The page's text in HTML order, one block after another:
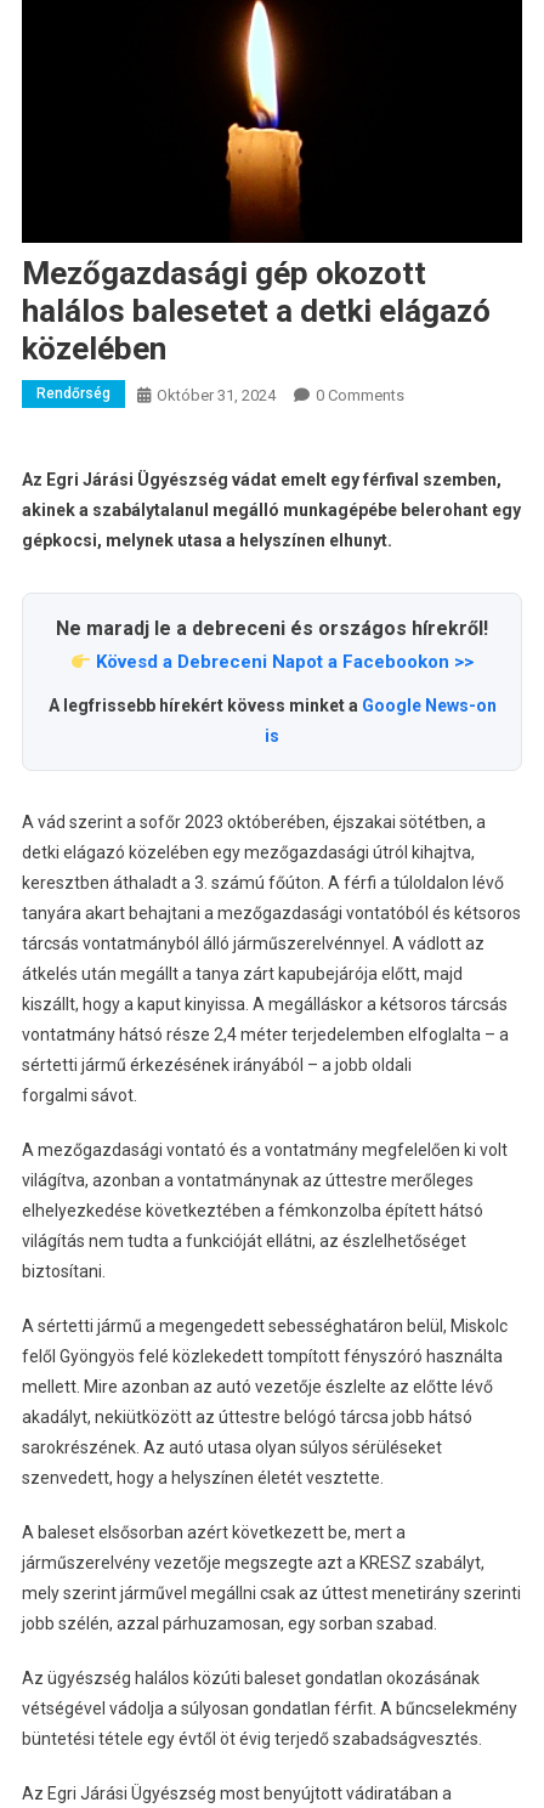
Mezőgazdasági gép okozott
halálos balesetet a detki elágazó
közelében
Rendőrség Október 31, 2024 0 Comments
Az Egri Járási Ügyészség vádat emelt egy férfival szemben,
akinek a szabálytalanul megálló munkagépébe belerohant egy
gépkocsi, melynek utasa a helyszínen elhunyt.
Ne maradj le a debreceni és országos hírekről!
Kövesd a Debreceni Napot a Facebookon >>
A legfrissebb hírekért kövess minket a Google News-on
is
A vád szerint a sofőr 2023 októberében, éjszakai sötétben, a
detki elágazó közelében egy mezőgazdasági útról kihajtva,
keresztben áthaladt a 3. számú főúton. A férfi a túloldalon lévő
tanyára akart behajtani a mezőgazdasági vontatóból és kétsoros
tárcsás vontatmányból álló járműszerelvénnyel. A vádlott az
átkelés után megállt a tanya zárt kapubejárója előtt, majd
kiszállt, hogy a kaput kinyissa. A megálláskor a kétsoros tárcsás
vontatmány hátsó része 2,4 méter terjedelemben elfoglalta – a
sértetti jármű érkezésének irányából – a jobb oldali
forgalmi sávot.
A mezőgazdasági vontató és a vontatmány megfelelően ki volt
világítva, azonban a vontatmánynak az úttestre merőleges
elhelyezkedése következtében a fémkonzolba épített hátsó
világítás nem tudta a funkcióját ellátni, az észlelhetőséget
biztosítani.
A sértetti jármű a megengedett sebességhatáron belül, Miskolc
felől Gyöngyös felé közlekedett tompított fényszóró használta
mellett. Mire azonban az autó vezetője észlelte az előtte lévő
akadályt, nekiütközött az úttestre belógó tárcsa jobb hátsó
sarokrészének. Az autó utasa olyan súlyos sérüléseket
szenvedett, hogy a helyszínen életét vesztette.
A baleset elsősorban azért következett be, mert a
járműszerelvény vezetője megszegte azt a KRESZ szabályt,
mely szerint járművel megállni csak az úttest menetirány szerinti
jobb szélén, azzal párhuzamosan, egy sorban szabad.
Az ügyészség halálos közúti baleset gondatlan okozásának
vétségével vádolja a súlyosan gondatlan férfit. A bűncselekmény
büntetési tétele egy évtől öt évig terjedő szabadságvesztés.
Az Egri Járási Ügyészség most benyújtott vádiratában a